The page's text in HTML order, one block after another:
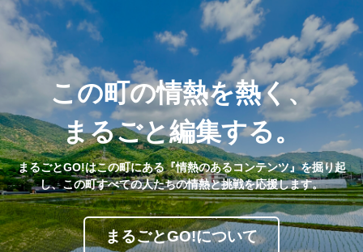
この町の情熱を熱く、
まるごと編集する。
まるごとGO!はこの町にある『情熱のあるコンテンツ』を掘り起
し、この町すべての人たちの情熱と挑戦を応援します。
まるごとGO!について